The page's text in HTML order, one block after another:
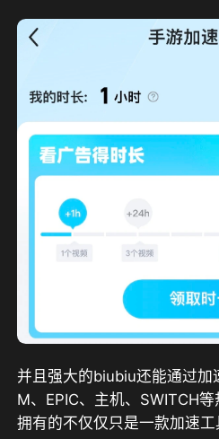
并且强大的biubiu还能通过加
M、EPIC、主机、SWITCH
拥有的不仅仅只是一款加速